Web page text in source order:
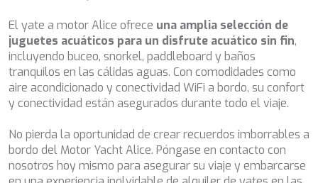
El yate a motor Alice ofrece una amplia selección de
juguetes acuáticos para un disfrute acuático sin fin,
incluyendo buceo, snorkel, paddleboard y baños
tranquilos en las cálidas aguas. Con comodidades como
aire acondicionado y conectividad WiFi a bordo, su confort
y conectividad están asegurados durante todo el viaje.
No pierda la oportunidad de crear recuerdos imborrables a
bordo del Motor Yacht Alice. Póngase en contacto con
nosotros hoy mismo para asegurar su viaje y embarcarse
DIVINE
DOLCE VITA
DOLCE VITA IV
DONNA DEL MARE
E-MOTION
E3
ECCE NAVIGO
ELLY
ELVI
ENDLESS HORIZON
EOLIA